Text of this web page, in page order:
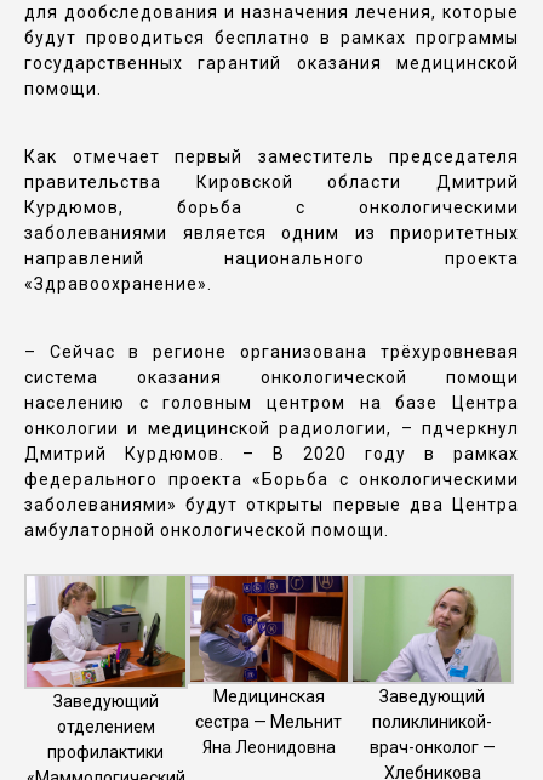
для дообследования и назначения лечения, которые
будут проводиться бесплатно в рамках программы
государственных гарантий оказания медицинской
помощи.
Как отмечает первый заместитель председателя
правительства Кировской области Дмитрий
Курдюмов, борьба с онкологическими
заболеваниями является одним из приоритетных
направлений национального проекта
«Здравоохранение».
– Сейчас в регионе организована трёхуровневая
система оказания онкологической помощи
населению с головным центром на базе Центра
онкологии и медицинской радиологии, – пдчеркнул
Дмитрий Курдюмов. – В 2020 году в рамках
федерального проекта «Борьба с онкологическими
заболеваниями» будут открыты первые два Центра
амбулаторной онкологической помощи.
Заведующий
отделением
профилактики
Медицинская
сестра — Мельнит
Яна Леонидовна
Заведующий
поликлиникой-
врач-онколог —
Хлебникова